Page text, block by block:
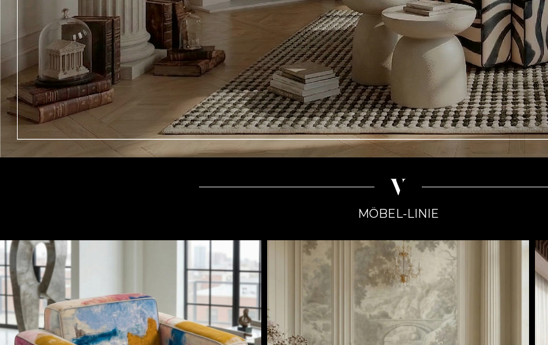
MÖBEL-LINIE